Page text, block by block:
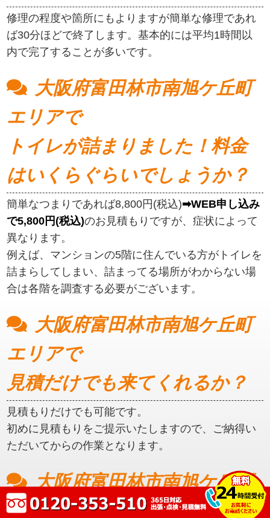
修理の程度や箇所にもよりますが簡単な修理であれ
ば30分ほどで終了します。基本的には平均1時間以
内で完了することが多いです。
大阪府富田林市南旭ケ丘町
エリアで
トイレが詰まりました！料金
はいくらぐらいでしょうか？
簡単なつまりであれば8,800円(税込)➡WEB申し込み
で5,800円(税込)のお見積もりですが、症状によって
異なります。
例えば、マンションの5階に住んでいる方がトイレを
詰まらしてしまい、詰まってる場所がわからない場
合は各階を調査する必要がございます。
大阪府富田林市南旭ケ丘町
エリアで
見積だけでも来てくれるか？
見積もりだけでも可能です。
初めに見積もりをご提示いたしますので、ご納得い
ただいてからの作業となります。
大阪府富田林市南旭ケ丘町
エリアの